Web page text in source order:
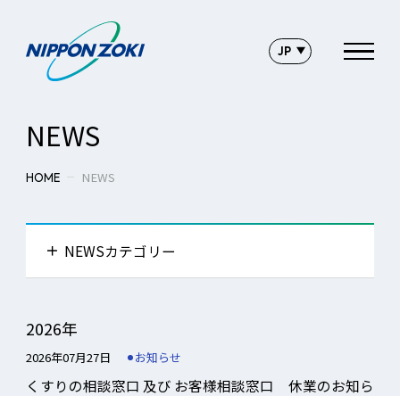
NEWS
HOME NEWS
NEWSカテゴリー
プレスリリース
2026年
2026年07月27日 お知らせ
くすりの相談窓⼝ 及び お客様相談窓⼝ 休業のお知ら